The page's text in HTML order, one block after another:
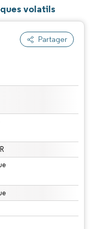
volatils
Partager
une attribution sous CC BY 4.0.